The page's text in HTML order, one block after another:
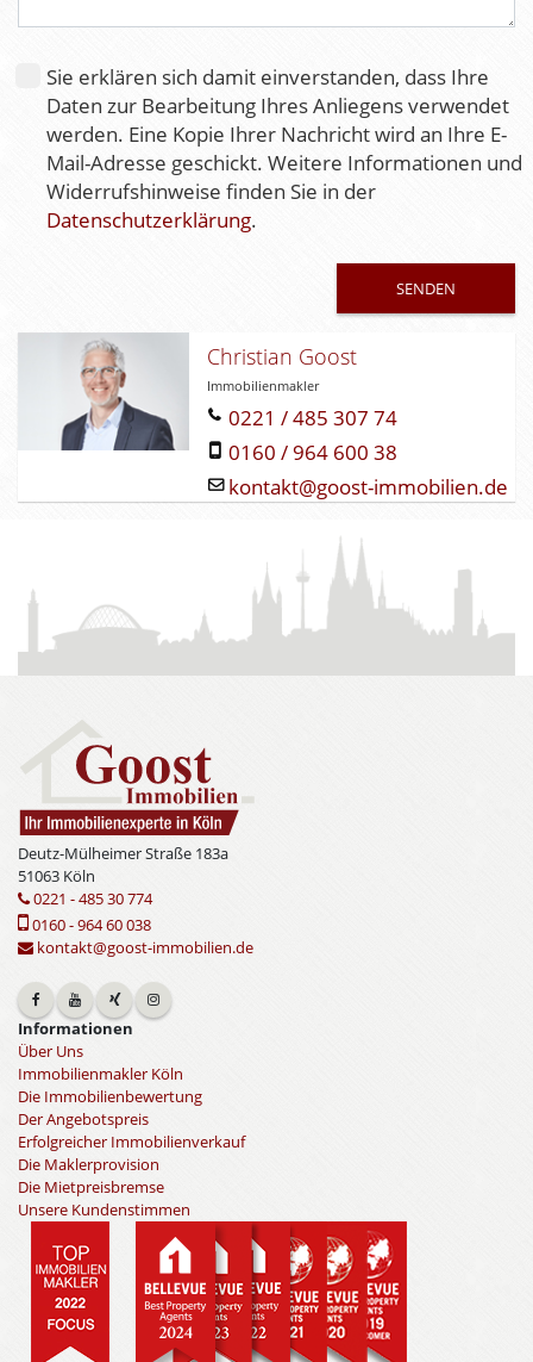
Sie erklären sich damit einverstanden, dass Ihre
Daten zur Bearbeitung Ihres Anliegens verwendet
werden. Eine Kopie Ihrer Nachricht wird an Ihre E-
Mail-Adresse geschickt. Weitere Informationen und
Widerrufshinweise finden Sie in der
Datenschutzerklärung.
Christian Goost
Immobilienmakler
0221 / 485 307 74
0160 / 964 600 38
kontakt@goost-immobilien.de
Deutz-Mülheimer Straße 183a
51063 Köln
0221 - 485 30 774
0160 - 964 60 038
kontakt@goost-immobilien.de
Informationen
Über Uns
Immobilienmakler Köln
Die Immobilienbewertung
Der Angebotspreis
Erfolgreicher Immobilienverkauf
Die Maklerprovision
Die Mietpreisbremse
Unsere Kundenstimmen